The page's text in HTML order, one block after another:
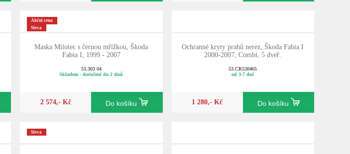
Akční cena
Sleva
Maska Milotec s černou mřížkou, Škoda
Fabia I, 1999 - 2007
53.303 04
Skladem - doručení do 2 dnů
2 574,- Kč Do košíku
Ochranné kryty prahů nerez, Škoda Fabia I
2000-2007, Combi, 5 dveř.
53.CR530465
od 3-7 dní
1 280,- Kč Do košíku
Sleva